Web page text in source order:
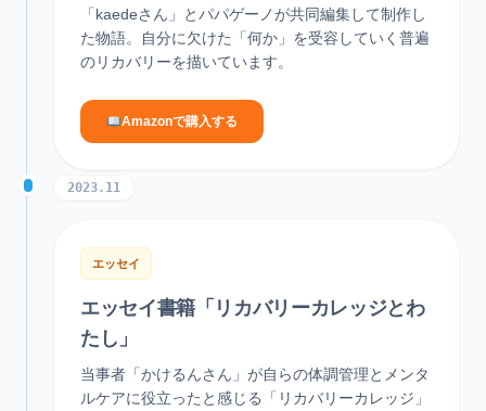
「kaedeさん」とパパゲーノが共同編集して制作し
た物語。自分に欠けた「何か」を受容していく普遍
のリカバリーを描いています。
Amazonで購入する
2023.11
エッセイ
エッセイ書籍「リカバリーカレッジとわ
たし」
当事者「かけるんさん」が自らの体調管理とメンタ
ルケアに役立ったと感じる「リカバリーカレッジ」